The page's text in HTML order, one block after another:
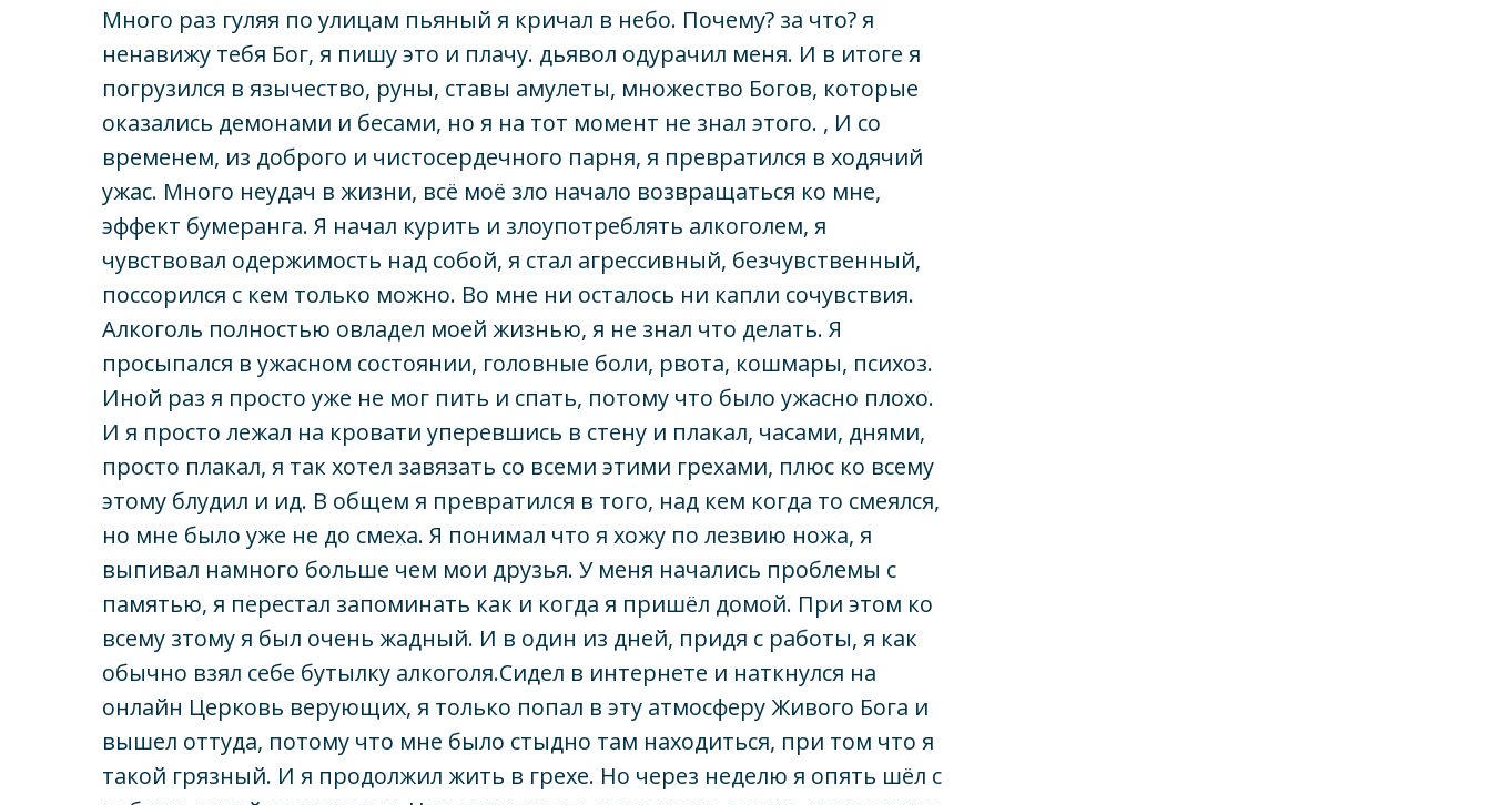
Много раз гуляя по улицам пьяный я кричал в небо. Почему? за что? я
ненавижу тебя Бог, я пишу это и плачу. дьявол одурачил меня. И в итоге я
погрузился в язычество, руны, ставы амулеты, множество Богов, которые
оказались демонами и бесами, но я на тот момент не знал этого. , И со
временем, из доброго и чистосердечного парня, я превратился в ходячий
ужас. Много неудач в жизни, всё моё зло начало возвращаться ко мне,
эффект бумеранга. Я начал курить и злоупотреблять алкоголем, я
чувствовал одержимость над собой, я стал агрессивный, безчувственный,
поссорился с кем только можно. Во мне ни осталось ни капли сочувствия.
Алкоголь полностью овладел моей жизнью, я не знал что делать. Я
просыпался в ужасном состоянии, головные боли, рвота, кошмары, психоз.
Иной раз я просто уже не мог пить и спать, потому что было ужасно плохо.
И я просто лежал на кровати уперевшись в стену и плакал, часами, днями,
просто плакал, я так хотел завязать со всеми этими грехами, плюс ко всему
этому блудил и ид. В общем я превратился в того, над кем когда то смеялся,
но мне было уже не до смеха. Я понимал что я хожу по лезвию ножа, я
выпивал намного больше чем мои друзья. У меня начались проблемы с
памятью, я перестал запоминать как и когда я пришёл домой. При этом ко
всему зтому я был очень жадный. И в один из дней, придя с работы, я как
обычно взял себе бутылку алкоголя.Сидел в интернете и наткнулся на
онлайн Церковь верующих, я только попал в эту атмосферу Живого Бога и
вышел оттуда, потому что мне было стыдно там находиться, при том что я
такой грязный. И я продолжил жить в грехе. Но через неделю я опять шёл с